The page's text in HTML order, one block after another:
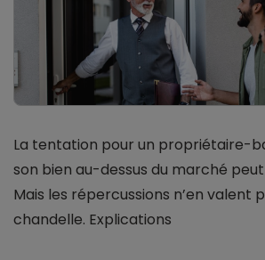
La tentation pour un propriétaire-
son bien au-dessus du marché
Mais les répercussions n’en valent
chandelle. Explications